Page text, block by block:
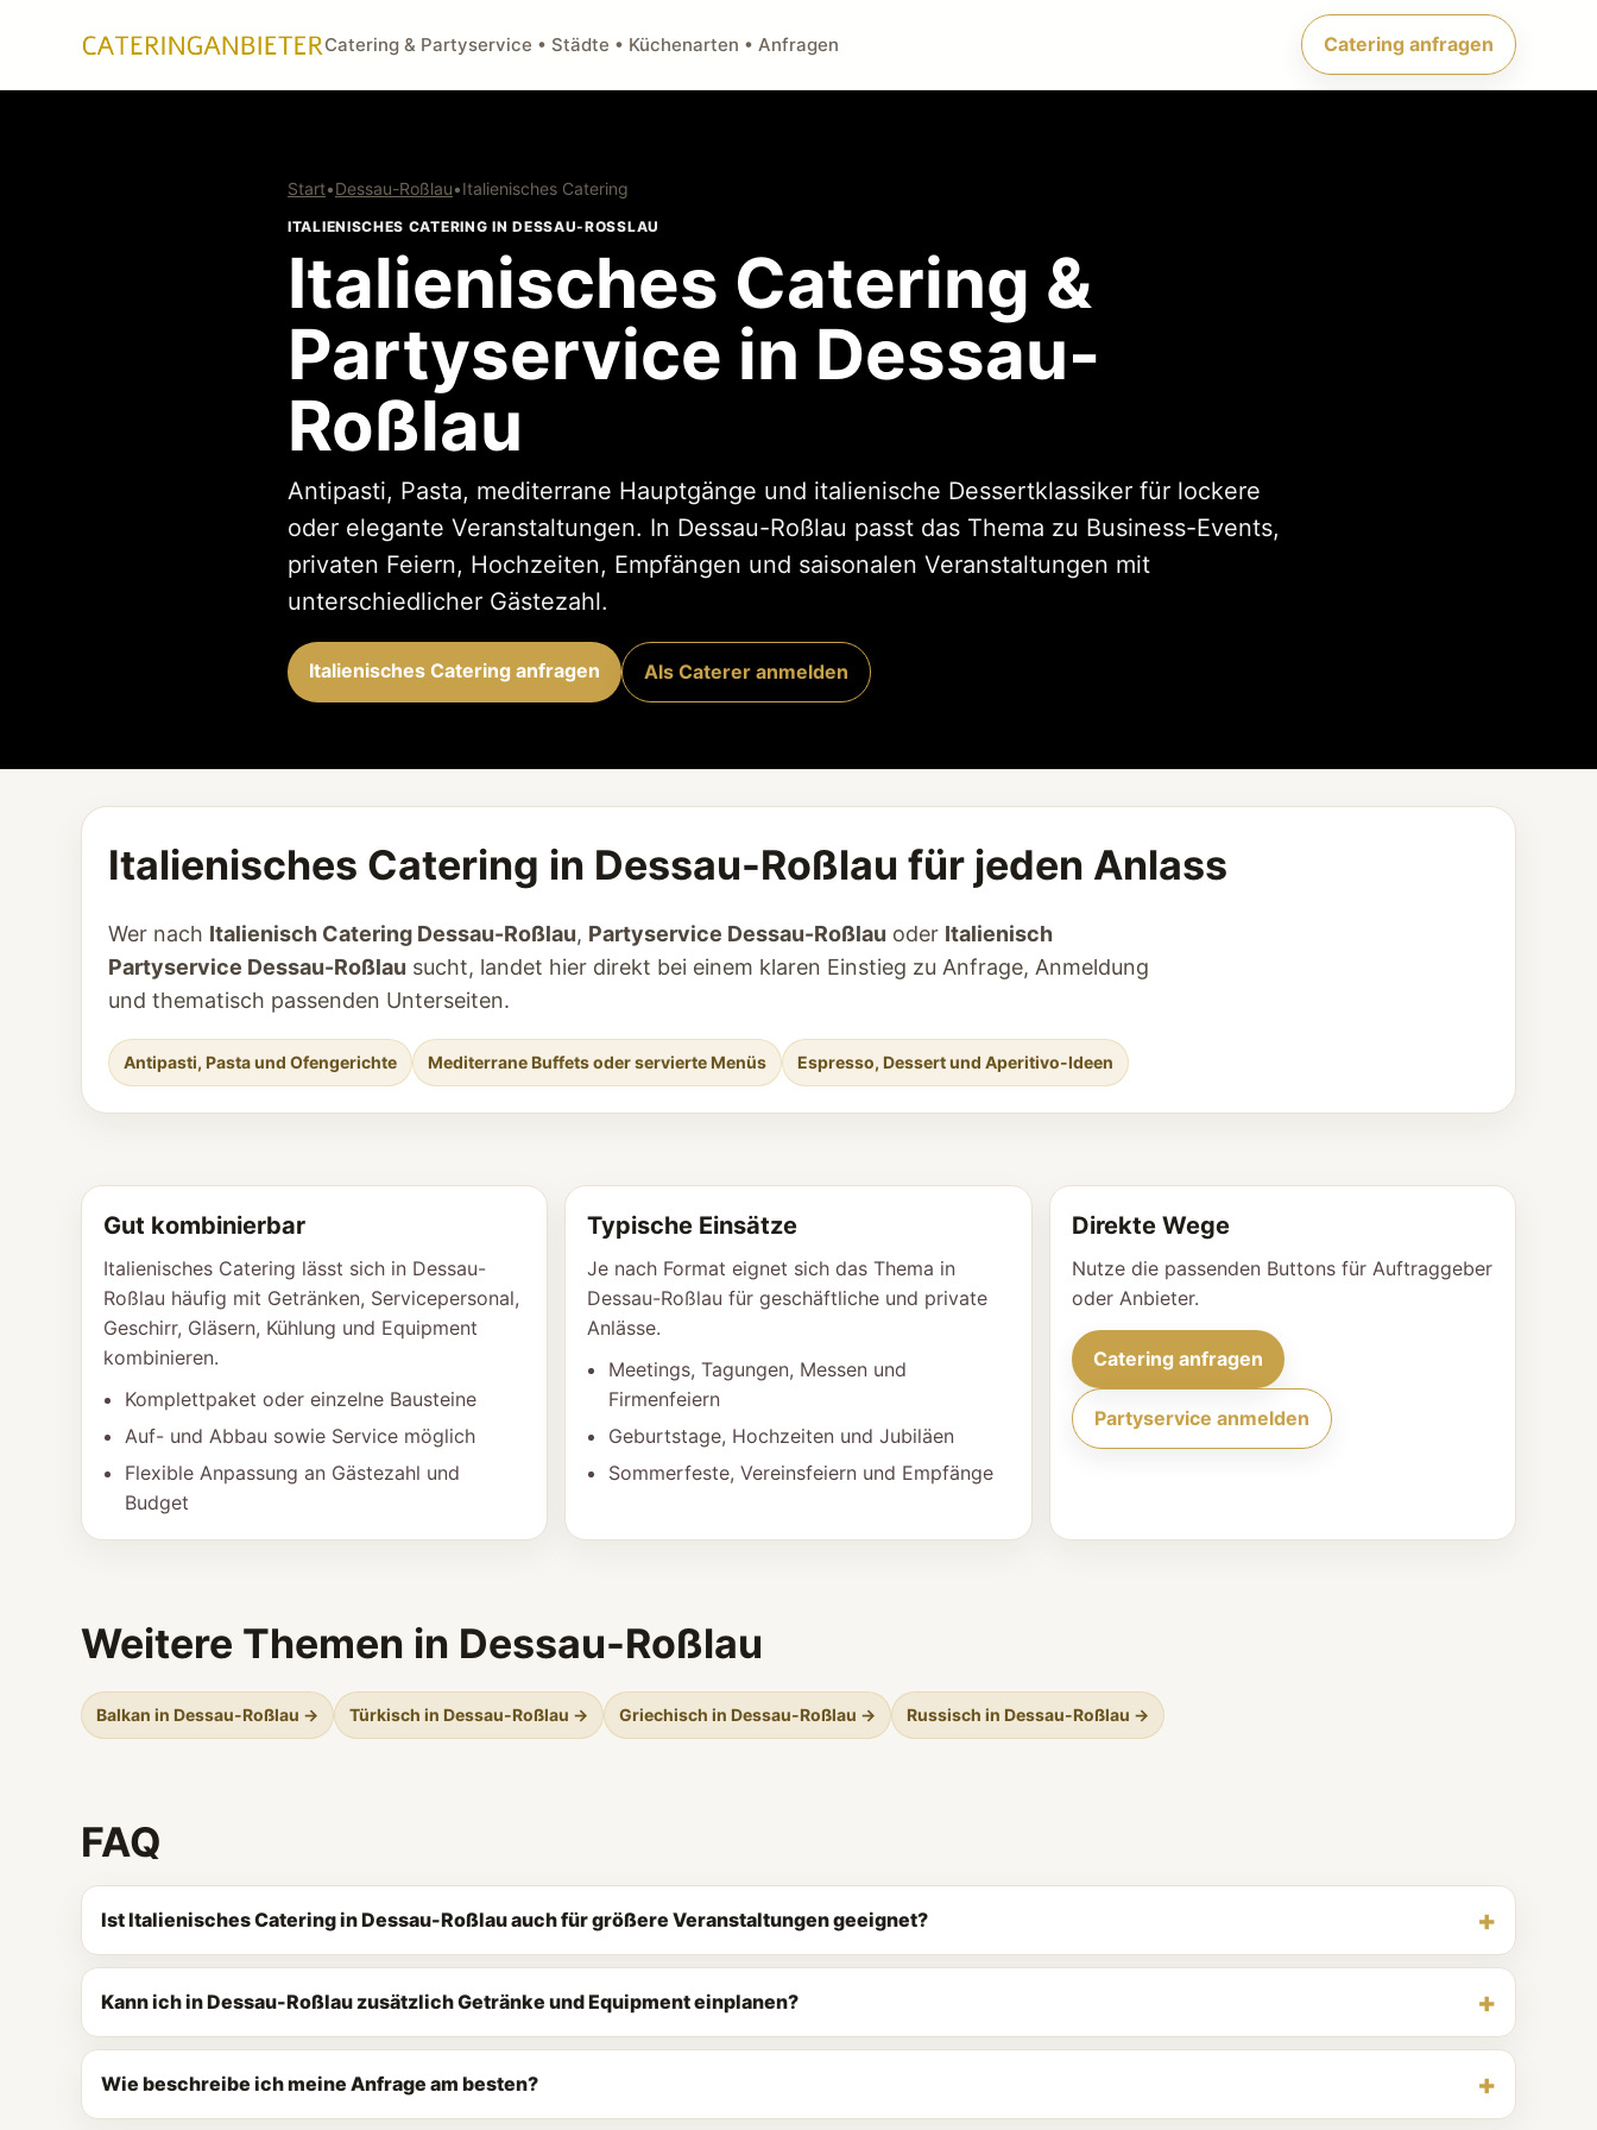
Catering & Partyservice • Städte • Küchenarten • Anfragen Catering anfragen
Start•Dessau-Roßlau•Italienisches Catering
ITALIENISCHES CATERING IN DESSAU-ROSSLAU
Italienisches Catering &
Partyservice in Dessau-
Roßlau
Antipasti, Pasta, mediterrane Hauptgänge und italienische Dessertklassiker für lockere
oder elegante Veranstaltungen. In Dessau-Roßlau passt das Thema zu Business-Events,
privaten Feiern, Hochzeiten, Empfängen und saisonalen Veranstaltungen mit
unterschiedlicher Gästezahl.
Italienisches Catering anfragen Als Caterer anmelden
Italienisches Catering in Dessau-Roßlau für jeden Anlass
Wer nach Italienisch Catering Dessau-Roßlau, Partyservice Dessau-Roßlau oder Italienisch
Partyservice Dessau-Roßlau sucht, landet hier direkt bei einem klaren Einstieg zu Anfrage, Anmeldung
und thematisch passenden Unterseiten.
Antipasti, Pasta und Ofengerichte Mediterrane Buffets oder servierte Menüs Espresso, Dessert und Aperitivo-Ideen
Gut kombinierbar
Italienisches Catering lässt sich in Dessau-
Roßlau häufig mit Getränken, Servicepersonal,
Geschirr, Gläsern, Kühlung und Equipment
kombinieren.
Komplettpaket oder einzelne Bausteine
Auf- und Abbau sowie Service möglich
Flexible Anpassung an Gästezahl und
Budget
Typische Einsätze
Je nach Format eignet sich das Thema in
Dessau-Roßlau für geschäftliche und private
Anlässe.
Meetings, Tagungen, Messen und
Firmenfeiern
Geburtstage, Hochzeiten und Jubiläen
Sommerfeste, Vereinsfeiern und Empfänge
Direkte Wege
Nutze die passenden Buttons für Auftraggeber
oder Anbieter.
Catering anfragen
Partyservice anmelden
Weitere Themen in Dessau-Roßlau
Balkan in Dessau-Roßlau → Türkisch in Dessau-Roßlau → Griechisch in Dessau-Roßlau → Russisch in Dessau-Roßlau →
FAQ
Ist Italienisches Catering in Dessau-Roßlau auch für größere Veranstaltungen geeignet?
Kann ich in Dessau-Roßlau zusätzlich Getränke und Equipment einplanen?
Wie beschreibe ich meine Anfrage am besten?